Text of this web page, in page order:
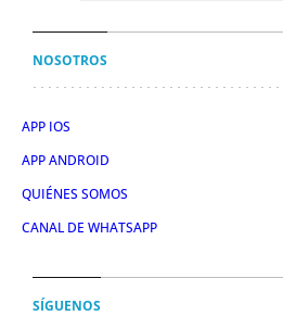
NOSOTROS
APP IOS
APP ANDROID
QUIÉNES SOMOS
CANAL DE WHATSAPP
SÍGUENOS